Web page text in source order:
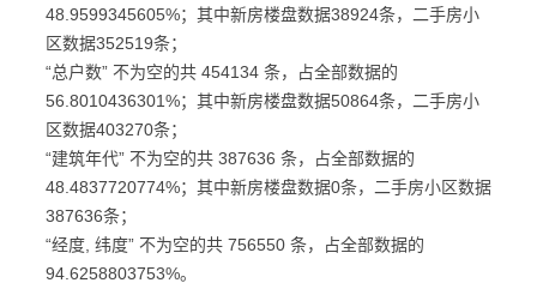
48.9599345605%；其中新房楼盘数据38924条，二手房小
区数据352519条；
“总户数” 不为空的共 454134 条，占全部数据的
56.8010436301%；其中新房楼盘数据50864条，二手房小
区数据403270条；
“建筑年代” 不为空的共 387636 条，占全部数据的
48.4837720774%；其中新房楼盘数据0条，二手房小区数据
387636条；
“经度, 纬度” 不为空的共 756550 条，占全部数据的
94.6258803753%。